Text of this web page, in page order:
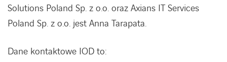
Solutions Poland Sp. z o.o. oraz Axians IT Services
Poland Sp. z o.o. jest Anna Tarapata.
Dane kontaktowe IOD to: